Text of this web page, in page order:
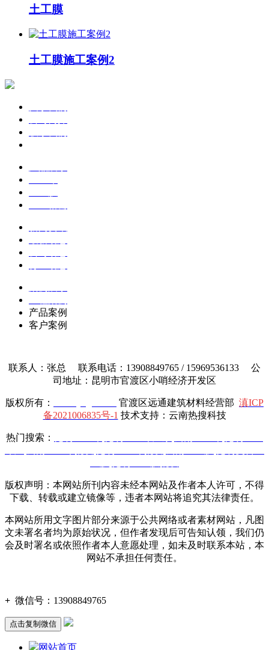
土工膜
土工膜施工案例2
产品案例
客户案例
联系人：张总 联系电话：13908849765 / 15969536133 公
司地址：昆明市官渡区小哨经济开发区
版权所有： 官渡区远通建筑材料经营部 滇ICP
备2021006835号-1 技术支持：云南热搜科技
热门搜索：
版权声明：本网站所刊内容未经本网站及作者本人许可，不得
下载、转载或建立镜像等，违者本网站将追究其法律责任。
本网站所用文字图片部分来源于公共网络或者素材网站，凡图
文未署名者均为原始状况，但作者发现后可告知认领，我们仍
会及时署名或依照作者本人意愿处理，如未及时联系本站，本
网站不承担任何责任。
+ 微信号： 13908849765
点击复制微信
网站首页